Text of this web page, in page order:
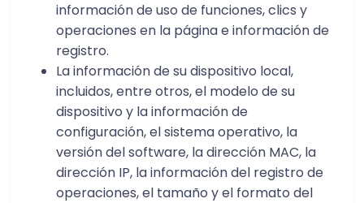
información de uso de funciones, clics y
operaciones en la página e información de
registro.
La información de su dispositivo local,
incluidos, entre otros, el modelo de su
dispositivo y la información de
configuración, el sistema operativo, la
versión del software, la dirección MAC, la
dirección IP, la información del registro de
operaciones, el tamaño y el formato del